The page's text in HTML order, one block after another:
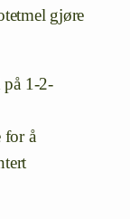
gjøre
1-2-
for å